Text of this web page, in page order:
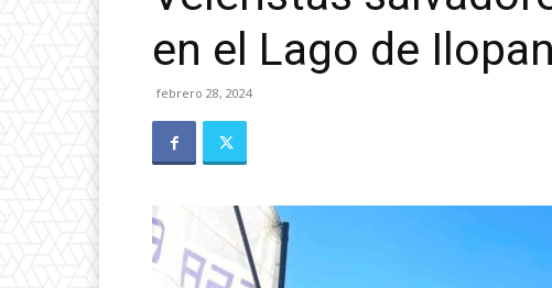
en el Lago de
febrero 28, 2024